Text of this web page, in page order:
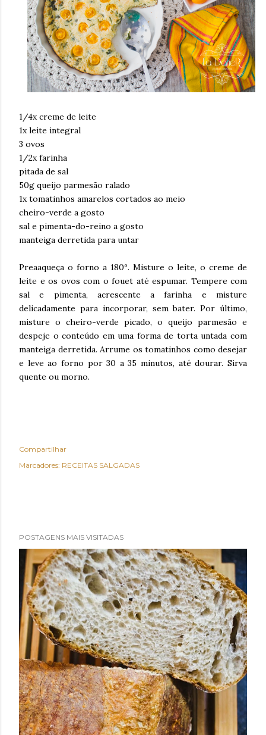
1/4x creme de leite
1x leite integral
3 ovos
1/2x farinha
pitada de sal
50g queijo parmesão ralado
1x tomatinhos amarelos cortados ao meio
cheiro-verde a gosto
sal e pimenta-do-reino a gosto
manteiga derretida para untar
Preaaqueça o forno a 180º. Misture o leite, o creme de
leite e os ovos com o fouet até espumar. Tempere com
sal e pimenta, acrescente a farinha e misture
delicadamente para incorporar, sem bater. Por último,
misture o cheiro-verde picado, o queijo parmesão e
despeje o conteúdo em uma forma de torta untada com
manteiga derretida. Arrume os tomatinhos como desejar
e leve ao forno por 30 a 35 minutos, até dourar. Sirva
quente ou morno.
Compartilhar
Marcadores: RECEITAS SALGADAS
POSTAGENS MAIS VISITADAS